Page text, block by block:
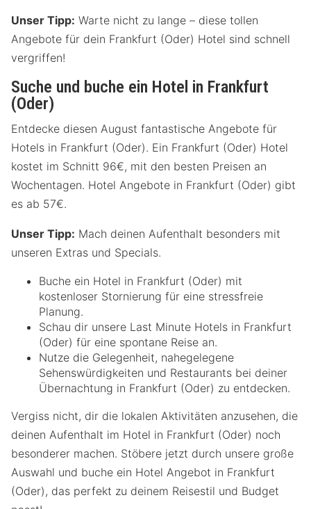
Unser Tipp: Warte nicht zu lange – diese tollen
Angebote für dein Frankfurt (Oder) Hotel sind schnell
vergriffen!
Suche und buche ein Hotel in Frankfurt
(Oder)
Entdecke diesen August fantastische Angebote für
Hotels in Frankfurt (Oder). Ein Frankfurt (Oder) Hotel
kostet im Schnitt 96€, mit den besten Preisen an
Wochentagen. Hotel Angebote in Frankfurt (Oder) gibt
es ab 57€.
Unser Tipp: Mach deinen Aufenthalt besonders mit
unseren Extras und Specials.
Buche ein Hotel in Frankfurt (Oder) mit
kostenloser Stornierung für eine stressfreie
Planung.
Schau dir unsere Last Minute Hotels in Frankfurt
(Oder) für eine spontane Reise an.
Nutze die Gelegenheit, nahegelegene
Sehenswürdigkeiten und Restaurants bei deiner
Übernachtung in Frankfurt (Oder) zu entdecken.
Vergiss nicht, dir die lokalen Aktivitäten anzusehen, die
deinen Aufenthalt im Hotel in Frankfurt (Oder) noch
besonderer machen. Stöbere jetzt durch unsere große
Auswahl und buche ein Hotel Angebot in Frankfurt
(Oder), das perfekt zu deinem Reisestil und Budget